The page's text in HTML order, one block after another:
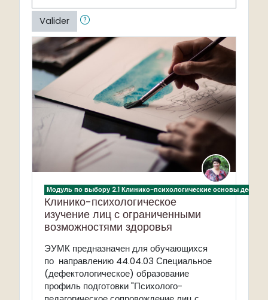
Valider
Модуль по выбору 2.1 Клинико-психологические основы
Клинико-психологическое
изучение лиц с ограниченными
возможностями здоровья
ЭУМК предназначен для обучающихся
по направлению 44.04.03 Специальное
(дефектологическое) образование
профиль подготовки "Психолого-